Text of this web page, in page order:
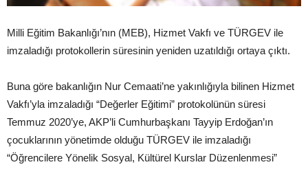
Milli Eğitim Bakanlığı’nın (MEB), Hizmet Vakfı ve TÜRGEV ile
imzaladığı protokollerin süresinin yeniden uzatıldığı ortaya çıktı.
Buna göre bakanlığın Nur Cemaati’ne yakınlığıyla bilinen Hizmet
Vakfı’yla imzaladığı “Değerler Eğitimi” protokolünün süresi
Temmuz 2020’ye, AKP’li Cumhurbaşkanı Tayyip Erdoğan’ın
çocuklarının yönetimde olduğu TÜRGEV ile imzaladığı
“Öğrencilere Yönelik Sosyal, Kültürel Kurslar Düzenlenmesi”